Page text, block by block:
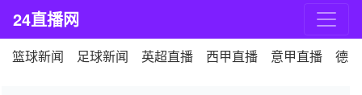
24直播网
篮球新闻 足球新闻 英超直播 西甲直播 意甲直播 德